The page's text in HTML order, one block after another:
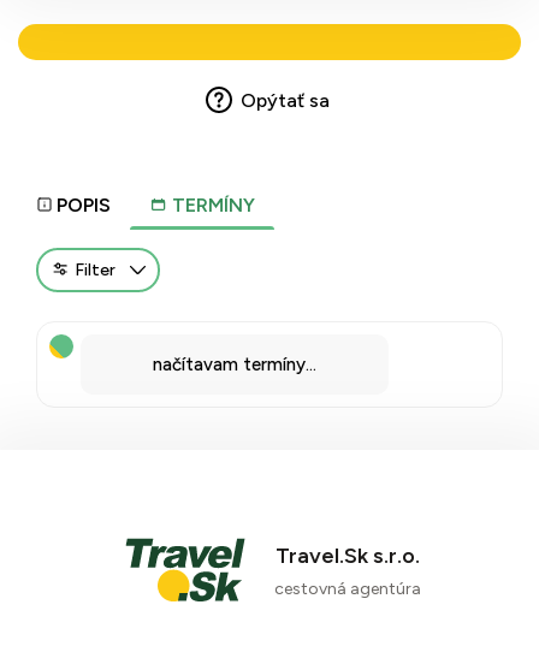
POPIS TERMÍNY
Filter
načítavam termíny...
Opýtať sa
Travel.Sk s.r.o.
cestovná agentúra